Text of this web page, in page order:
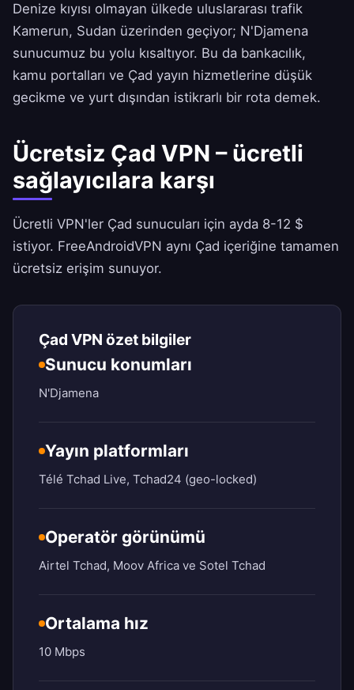
Denize kıyısı olmayan ülkede uluslararası trafik
Kamerun, Sudan üzerinden geçiyor; N'Djamena
sunucumuz bu yolu kısaltıyor. Bu da bankacılık,
kamu portalları ve Çad yayın hizmetlerine düşük
gecikme ve yurt dışından istikrarlı bir rota demek.
Ücretsiz Çad VPN – ücretli
sağlayıcılara karşı
Ücretli VPN'ler Çad sunucuları için ayda 8-12 $
istiyor. FreeAndroidVPN aynı Çad içeriğine tamamen
ücretsiz erişim sunuyor.
Çad VPN özet bilgiler
Sunucu konumları
N'Djamena
Yayın platformları
Télé Tchad Live, Tchad24 (geo-locked)
Operatör görünümü
Airtel Tchad, Moov Africa ve Sotel Tchad
Ortalama hız
10 Mbps